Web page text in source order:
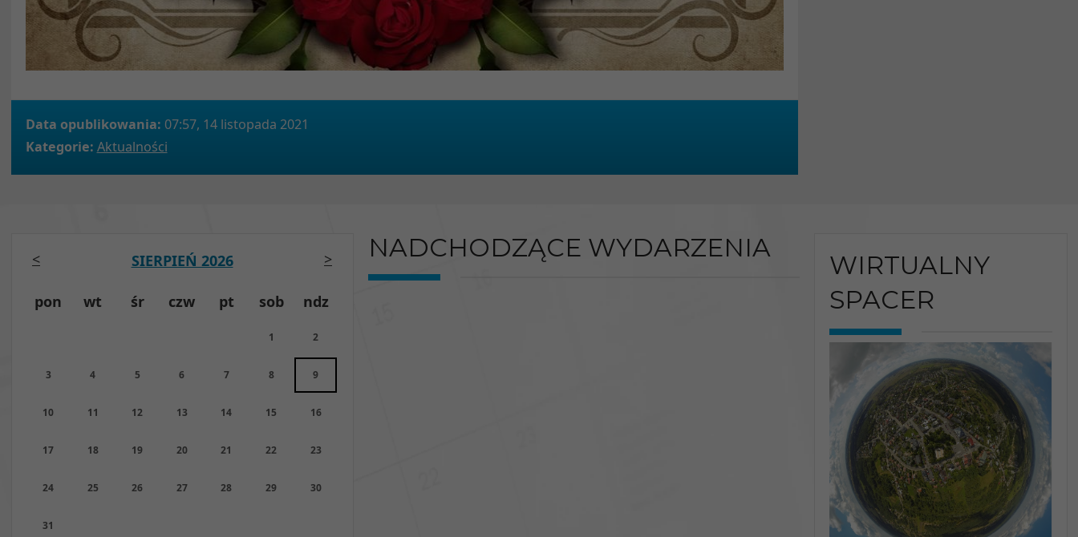
Data opublikowania: 07:57, 14 listopada 2021
Kategorie: Aktualności
SIERPIEŃ 2026
pon wt śr czw pt sob ndz
1 2
3 4 5 6 7 8 9
10 11 12 13 14 15 16
17 18 19 20 21 22 23
24 25 26 27 28 29 30
31
< > NADCHODZĄCE WYDARZENIA
WIRTUALNY
SPACER